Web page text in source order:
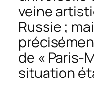
veine
Russie ;
de « Paris-
situation